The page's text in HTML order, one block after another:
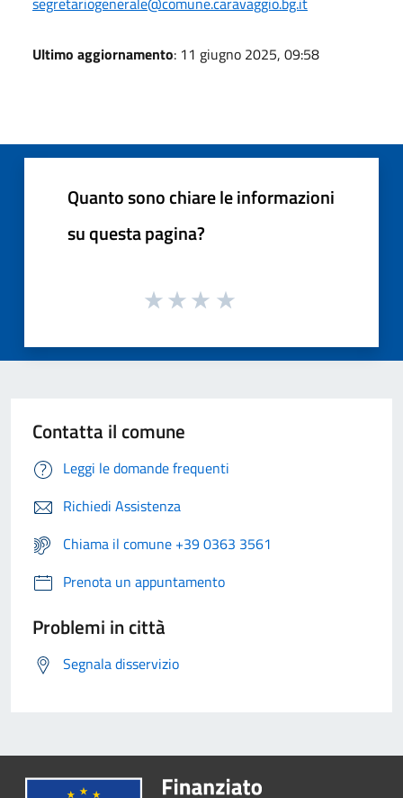
Ultimo aggiornamento: 11 giugno 2025, 09:58
Quanto sono chiare le informazioni
su questa pagina?
Contatta il comune
Leggi le domande frequenti
Richiedi Assistenza
Chiama il comune +39 0363 3561
Prenota un appuntamento
Problemi in città
Segnala disservizio